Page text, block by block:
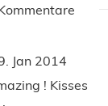
Jan 2014
! Kisses